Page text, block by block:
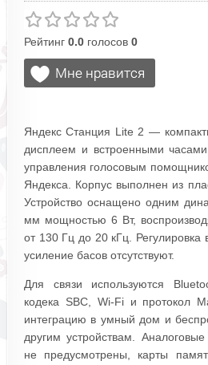
Рейтинг 0.0голосов 0
Яндекс Станция Lite 2 —
дисплеем и встроенными
управления голосовым
Яндекса. Корпус выполнен из
Устройство оснащено одним
мм мощностью 6 Вт,
от 130 Гц до 20 кГц. Регулировка
усиление басов отсутствуют.
Для связи используются
кодека SBC, Wi-Fi и протокол
интеграцию в умный дом и
другим устройствам.
не предусмотрены, карты